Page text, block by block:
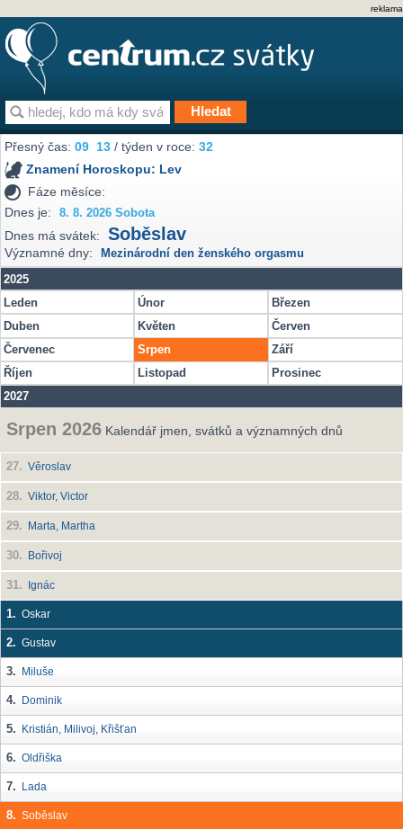
reklama
Přesný čas:09 13 / týden v roce:32
Znamení Horoskopu: Lev
Fáze měsíce:
Dnes je:
8. 8. 2026 Sobota
Dnes má svátek: Soběslav
Významné dny: Mezinárodní den ženského orgasmu
2025
Leden
Únor
Březen
Duben
Květen
Červen
Červenec
Srpen
Září
Říjen
Listopad
Prosinec
2027
Srpen 2026 Kalendář jmen, svátků a významných dnů
27. Věroslav
28. Viktor, Victor
29. Marta, Martha
30. Bořivoj
31. Ignác
1. Oskar
2. Gustav
3. Miluše
4. Dominik
5. Kristián, Milivoj, Křišťan
6. Oldřiška
7. Lada
8. Soběslav